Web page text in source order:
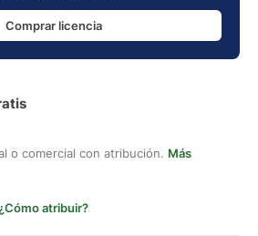
Comprar licencia
o comercial con atribución. Más
¿Cómo atribuir?